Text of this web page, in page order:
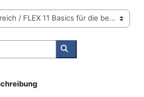
Buscar cursos